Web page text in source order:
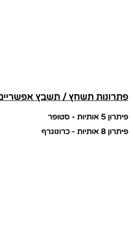
פתרונות תשחץ / תשבץ
פיתרון 5 אותיות - סטופר
פיתרון 8 אותיות - כרונוגרף